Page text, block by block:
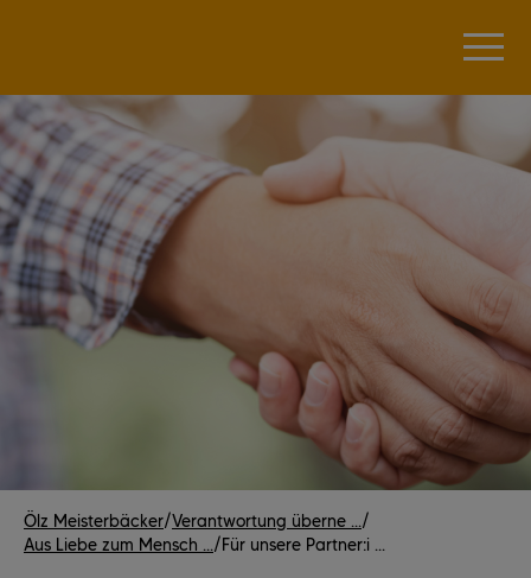
Ölz Meisterbäcker/Verantwortung überne .../
Aus Liebe zum Mensch .../Für unsere Partner:i ...